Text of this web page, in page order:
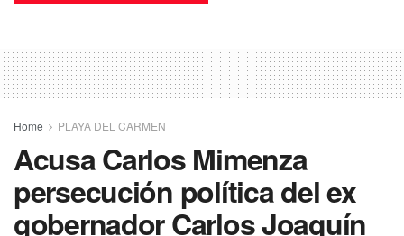
Home PLAYA DEL CARMEN
Acusa Carlos Mimenza
persecución política del ex
gobernador Carlos Joaquín